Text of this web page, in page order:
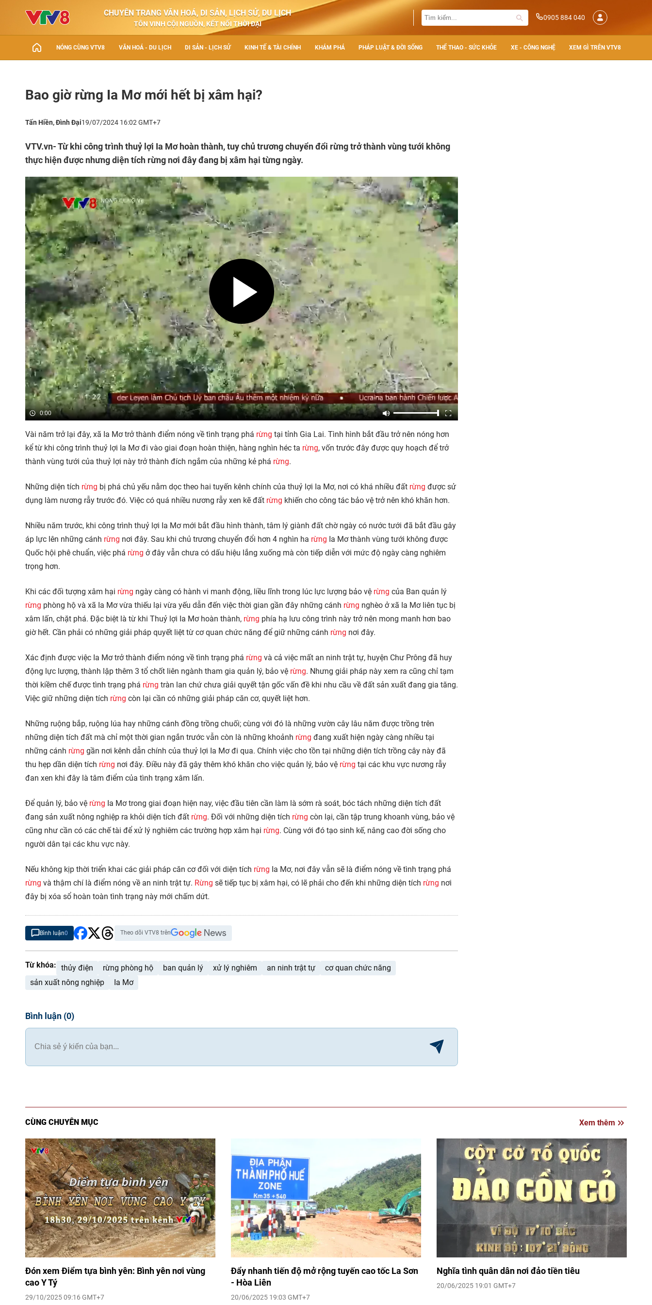
CHUYÊN TRANG VĂN HOÁ, DI SẢN, LỊCH SỬ, DU LỊCH
TÔN VINH CỘI NGUỒN, KẾT NỐI THỜI ĐẠI
0905 884 040
NÓNG CÙNG VTV8 VĂN HOÁ - DU LỊCH DI SẢN - LỊCH SỬ KINH TẾ & TÀI CHÍNH KHÁM PHÁ PHÁP LUẬT & ĐỜI SỐNG THỂ THAO - SỨC KHỎE XE - CÔNG NGHỆ XEM GÌ TRÊN VTV8
Bao giờ rừng Ia Mơ mới hết bị xâm hại?
Tấn Hiền, Đình Đại19/07/2024 16:02 GMT+7
VTV.vn- Từ khi công trình thuỷ lợi Ia Mơ hoàn thành, tuy chủ trương chuyển đổi rừng trở thành vùng tưới không
thực hiện được nhưng diện tích rừng nơi đây đang bị xâm hại từng ngày.
0:00
Vài năm trở lại đây, xã Ia Mơ trở thành điểm nóng về tình trạng phá rừng tại tỉnh Gia Lai. Tình hình bắt đầu trở nên nóng hơn
kể từ khi công trình thuỷ lợi Ia Mơ đi vào giai đoạn hoàn thiện, hàng nghìn héc ta rừng, vốn trước đây được quy hoạch để trở
thành vùng tưới của thuỷ lợi này trở thành đích ngắm của những kẻ phá rừng.
Những diện tích rừng bị phá chủ yếu nằm dọc theo hai tuyến kênh chính của thuỷ lợi Ia Mơ, nơi có khá nhiều đất rừng được sử
dụng làm nương rẫy trước đó. Việc có quá nhiều nương rẫy xen kẽ đất rừng khiến cho công tác bảo vệ trở nên khó khăn hơn.
Nhiều năm trước, khi công trình thuỷ lợi Ia Mơ mới bắt đầu hình thành, tâm lý giành đất chờ ngày có nước tưới đã bắt đầu gây
áp lực lên những cánh rừng nơi đây. Sau khi chủ trương chuyển đổi hơn 4 nghìn ha rừng Ia Mơ thành vùng tưới không được
Quốc hội phê chuẩn, việc phá rừng ở đây vẫn chưa có dấu hiệu lắng xuống mà còn tiếp diễn với mức độ ngày càng nghiêm
trọng hơn.
Khi các đối tượng xâm hại rừng ngày càng có hành vi manh động, liều lĩnh trong lúc lực lượng bảo vệ rừng của Ban quản lý
rừng phòng hộ và xã Ia Mơ vừa thiếu lại vừa yếu dẫn đến việc thời gian gần đây những cánh rừng nghèo ở xã Ia Mơ liên tục bị
xâm lấn, chặt phá. Đặc biệt là từ khi Thuỷ lợi Ia Mơ hoàn thành, rừng phía hạ lưu công trình này trở nên mong manh hơn bao
giờ hết. Cần phải có những giải pháp quyết liệt từ cơ quan chức năng để giữ những cánh rừng nơi đây.
Xác định được việc Ia Mơ trở thành điểm nóng về tình trạng phá rừng và cả việc mất an ninh trật tự, huyện Chư Prông đã huy
động lực lượng, thành lập thêm 3 tổ chốt liên ngành tham gia quản lý, bảo vệ rừng. Nhưng giải pháp này xem ra cũng chỉ tạm
thời kiềm chế được tình trạng phá rừng tràn lan chứ chưa giải quyết tận gốc vấn đề khi nhu cầu về đất sản xuất đang gia tăng.
Việc giữ những diện tích rừng còn lại cần có những giải pháp căn cơ, quyết liệt hơn.
Những ruộng bắp, ruộng lúa hay những cánh đồng trồng chuối; cùng với đó là những vườn cây lâu năm được trồng trên
những diện tích đất mà chỉ một thời gian ngắn trước vẫn còn là những khoảnh rừng đang xuất hiện ngày càng nhiều tại
những cánh rừng gần nơi kênh dẫn chính của thuỷ lợi Ia Mơ đi qua. Chính việc cho tồn tại những diện tích trồng cây này đã
thu hẹp dần diện tích rừng nơi đây. Điều này đã gây thêm khó khăn cho việc quản lý, bảo vệ rừng tại các khu vực nương rẫy
đan xen khi đây là tâm điểm của tình trạng xâm lấn.
Để quản lý, bảo vệ rừng Ia Mơ trong giai đoạn hiện nay, việc đầu tiên cần làm là sớm rà soát, bóc tách những diện tích đất
đang sản xuất nông nghiệp ra khỏi diện tích đất rừng. Đối với những diện tích rừng còn lại, cần tập trung khoanh vùng, bảo vệ
cũng như cần có các chế tài để xử lý nghiêm các trường hợp xâm hại rừng. Cùng với đó tạo sinh kế, nâng cao đời sống cho
người dân tại các khu vực này.
Nếu không kịp thời triển khai các giải pháp căn cơ đối với diện tích rừng Ia Mơ, nơi đây vẫn sẽ là điểm nóng về tình trạng phá
rừng và thậm chí là điểm nóng về an ninh trật tự. Rừng sẽ tiếp tục bị xâm hại, có lẽ phải cho đến khi những diện tích rừng nơi
đây bị xóa sổ hoàn toàn tình trạng này mới chấm dứt.
Bình luận0 Theo dõi VTV8 trên
Từ khóa: thủy điện rừng phòng hộ ban quản lý xử lý nghiêm an ninh trật tự
cơ quan chức năng
sản xuất nông nghiệp
Ia Mơ
Bình luận (0)
CÙNG CHUYÊN MỤC Xem thêm
Đón xem Điểm tựa bình yên: Bình yên nơi vùng
cao Y Tý
29/10/2025 09:16 GMT+7
Đẩy nhanh tiến độ mở rộng tuyến cao tốc La Sơn
- Hòa Liên
20/06/2025 19:03 GMT+7
Nghĩa tình quân dân nơi đảo tiền tiêu
20/06/2025 19:01 GMT+7